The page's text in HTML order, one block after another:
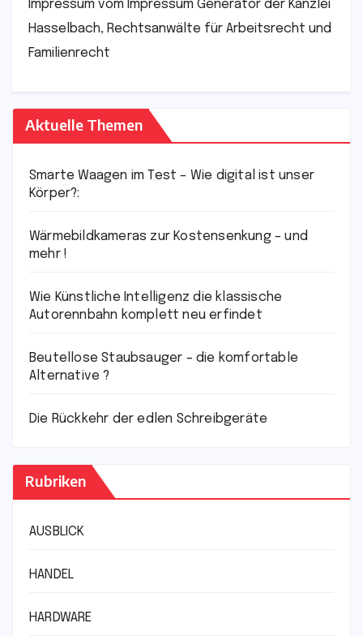
Impressum vom Impressum Generator der Kanzlei
Hasselbach, Rechtsanwälte für Arbeitsrecht und
Familienrecht
Aktuelle Themen
Smarte Waagen im Test – Wie digital ist unser
Körper?:
Wärmebildkameras zur Kostensenkung – und
mehr !
Wie Künstliche Intelligenz die klassische
Autorennbahn komplett neu erfindet
Beutellose Staubsauger – die komfortable
Alternative ?
Die Rückkehr der edlen Schreibgeräte
Rubriken
AUSBLICK
HANDEL
HARDWARE